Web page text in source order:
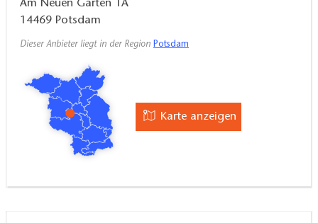
Am Neuen Garten 1A
14469 Potsdam
Dieser Anbieter liegt in der Region Potsdam
Karte anzeigen